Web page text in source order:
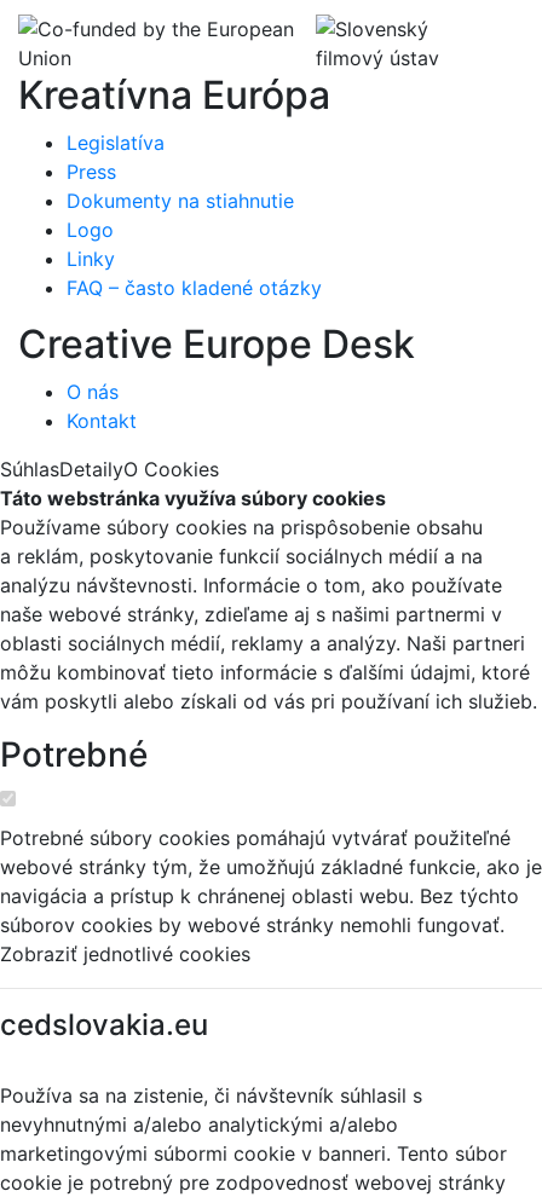
Kreatívna Európa
Legislatíva
Press
Dokumenty na stiahnutie
Logo
Linky
FAQ – často kladené otázky
Creative Europe Desk
O nás
Kontakt
SúhlasDetailyO Cookies
Táto webstránka využíva súbory cookies
Používame súbory cookies na prispôsobenie obsahu
a reklám, poskytovanie funkcií sociálnych médií a na
analýzu návštevnosti. Informácie o tom, ako používate
naše webové stránky, zdieľame aj s našimi partnermi v
oblasti sociálnych médií, reklamy a analýzy. Naši partneri
môžu kombinovať tieto informácie s ďalšími údajmi, ktoré
vám poskytli alebo získali od vás pri používaní ich služieb.
Potrebné
Potrebné súbory cookies pomáhajú vytvárať použiteľné
webové stránky tým, že umožňujú základné funkcie, ako je
navigácia a prístup k chránenej oblasti webu. Bez týchto
súborov cookies by webové stránky nemohli fungovať.
Zobraziť jednotlivé cookies
cedslovakia.eu
Používa sa na zistenie, či návštevník súhlasil s
nevyhnutnými a/alebo analytickými a/alebo
marketingovými súbormi cookie v banneri. Tento súbor
cookie je potrebný pre zodpovednosť webovej stránky